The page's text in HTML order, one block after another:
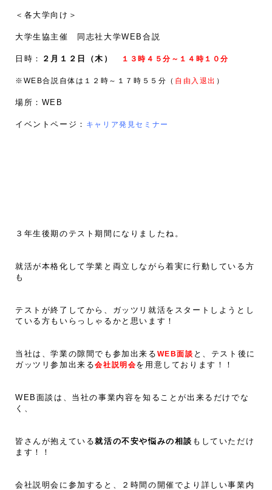
＜各大学向け＞
大学生協主催 同志社大学WEB合説
日時： ２月１２日（木） １３時４５分～１４時１０分
※WEB合説自体は１２時～１７時５５分（ 自由入退出 ）
場所：WEB
イベントページ： キャリア発見セミナー
３年生後期のテスト期間になりましたね。
就活が本格化して学業と両立しながら着実に行動している方
も
テストが終了してから、ガッツリ就活をスタートしようとし
ている方もいらっしゃるかと思います！
当社は、学業の隙間でも参加出来る WEB面談 と、テスト後に
ガッツリ参加出来る会社説明会を用意しております！！
WEB面談は、当社の事業内容を知ることが出来るだけでな
く、
皆さんが抱えている就活の不安や悩みの相談 もしていただけ
ます！！
会社説明会に参加すると、２時間の開催でより詳しい事業内